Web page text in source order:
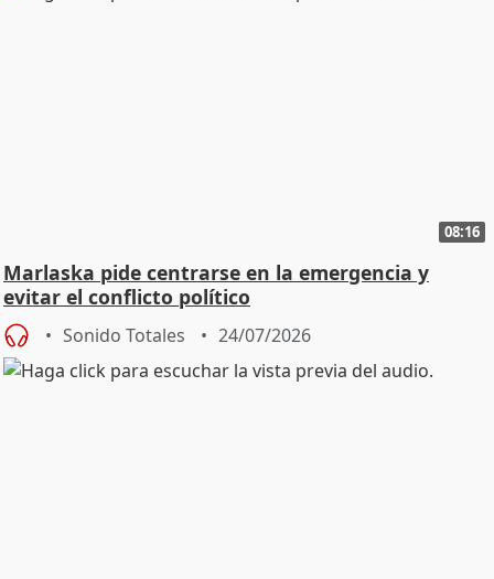
08:16
Marlaska pide centrarse en la emergencia y
evitar el conflicto político
Sonido Totales 24/07/2026